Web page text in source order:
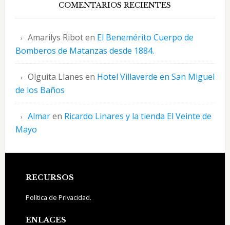
COMENTARIOS RECIENTES
Amarilys Riboten El Benemérito Cuerpo de
Bomberos de Matanzas desde 1884.
Olguita Llanes en Hotel Villaverde en San Miguel
de los Baños
Almaren Ricardo Linares y la tienda El Veinte de
Mayo
Footer
RECURSOS
Política de Privacidad.
ENLACES